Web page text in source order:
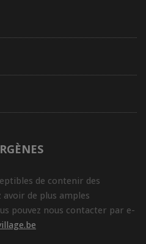
de contenir des
avoir de plus amples
pouvez nous contacter par e-